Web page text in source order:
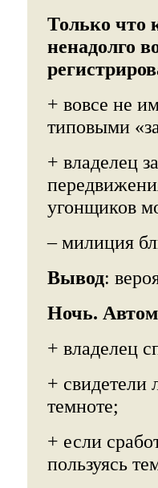
Только что
ненадолго
+ вовсе не
типовыми
+ владелец
угонщиков
– милиция
Вывод:
Ночь.
+ владелец
+ свидетели
темноте;
+ если
пользуясь